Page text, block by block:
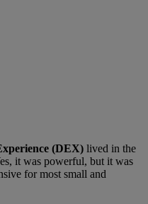
(DEX) lived in the
it was powerful, but it was
for most small and